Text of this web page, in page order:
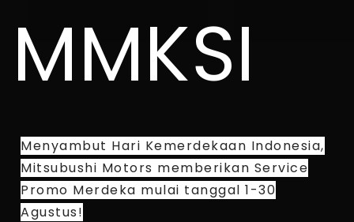
MMKSI
Menyambut Hari Kemerdekaan Indonesia,
Mitsubushi Motors memberikan Service
Promo Merdeka mulai tanggal 1-30
Agustus!